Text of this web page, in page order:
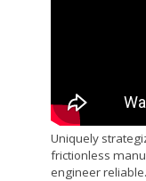
Uniquely
frictionless
engineer reliable.